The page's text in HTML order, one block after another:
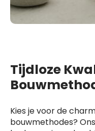
Tijdloze
Kies je voor de
bouwmethodes?